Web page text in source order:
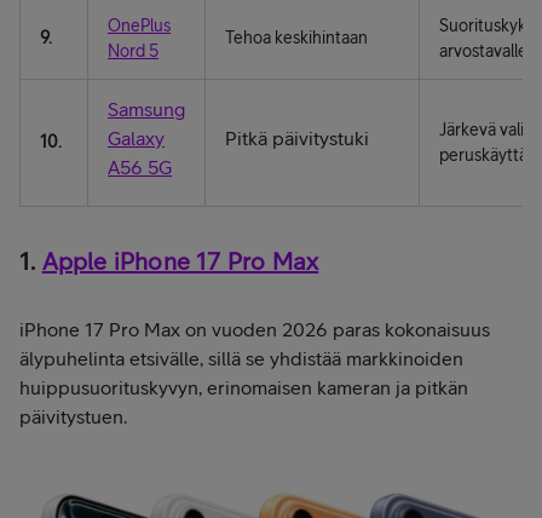
9.
OnePlus
Nord 5
Tehoa keskihintaan
Suorituskykyä
arvostavalle
10.
Samsung
Galaxy
A56 5G
Pitkä päivitystuki
Järkevä
1. Apple iPhone 17 Pro Max
iPhone 17 Pro Max on vuoden 2026 paras kokonaisuus
älypuhelinta etsivälle, sillä se yhdistää markkinoiden
huippusuorituskyvyn, erinomaisen kameran ja pitkän
päivitystuen.